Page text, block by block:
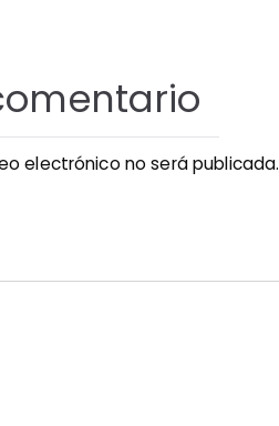
electrónico no será publicada.